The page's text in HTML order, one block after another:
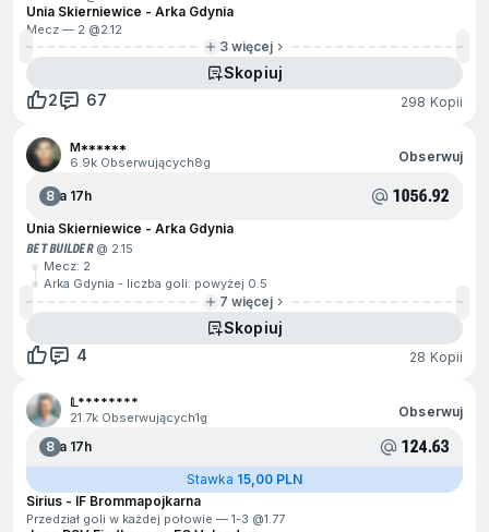
Unia Skierniewice - Arka Gdynia
Mecz — 2 @2.12
3 więcej
Skopiuj
2
67 298 Kopii
M******
6.9k Obserwujących8g Obserwuj
8Za 17h 1056.92
Unia Skierniewice - Arka Gdynia
BET BUILDER@ 2.15
Mecz: 2
Arka Gdynia - liczba goli: powyżej 0.5
7 więcej
Skopiuj
4
28 Kopii
𝕃********
21.7k Obserwujących1g Obserwuj
8Za 17h 124.63
Stawka 15,00 PLN
Sirius - IF Brommapojkarna
Przedział goli w każdej połowie — 1-3 @1.77